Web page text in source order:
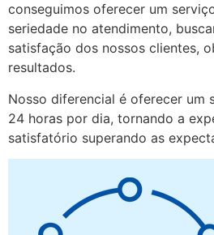
conseguimos oferecer um
seriedade no atendimento,
satisfação dos nossos clientes,
resultados.
Nosso diferencial é oferecer um
24 horas por dia, tornando a
satisfatório superando as